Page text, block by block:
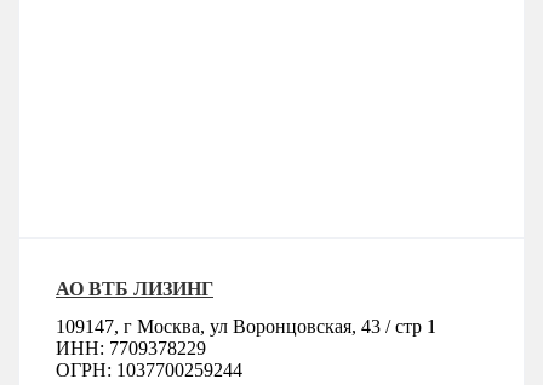
АО ВТБ ЛИЗИНГ
109147, г Москва, ул Воронцовская, 43 / стр 1
ИНН: 7709378229
ОГРН: 1037700259244